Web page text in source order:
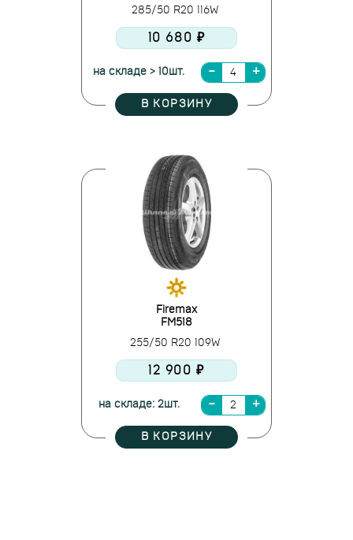
285/50 R20 116W
10 680 ₽
на складе > 10шт.
В КОРЗИНУ
Firemax
FM518
255/50 R20 109W
12 900 ₽
на складе: 2шт.
В КОРЗИНУ